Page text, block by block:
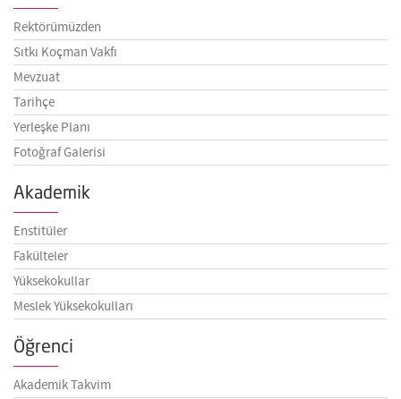
Rektörümüzden
Sıtkı Koçman Vakfı
Mevzuat
Tarihçe
Yerleşke Planı
Fotoğraf Galerisi
Akademik
Enstitüler
Fakülteler
Yüksekokullar
Meslek Yüksekokulları
Öğrenci
Akademik Takvim